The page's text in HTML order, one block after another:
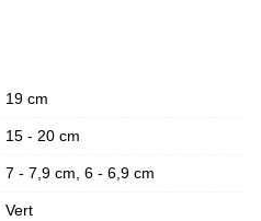
19 cm
15 - 20 cm
7 - 7,9 cm, 6 - 6,9 cm
Vert